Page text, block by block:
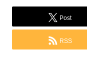
Post
RSS